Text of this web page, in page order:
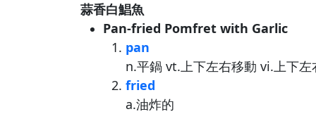
蒜香白鯧魚
Pan-fried Pomfret with Garlic
pan
n.平鍋 vt.上下左右移動 vi.上下左
fried
a.油炸的